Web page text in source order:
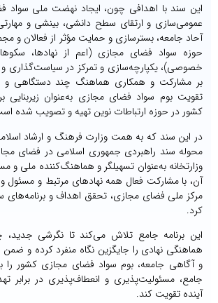
این سند با اهدافی چون، ایجاد نهضت ملی
عمومی‌سازی و ارتقای سطح دانشی، بینشی و
آحاد جامعه، بسترسازی و حمایت مؤثر از فعالان و
حوزه سواد فضای مجازی (اعم از نهادها،
خصوصی)، یکپارچه‌سازی و تمرکز در سیاست‌گذاری و
بر مشارکت و همکاری هماهنگ چند دستگاهی و
تقویت بوم سواد فضای مجازی به‌عنوان زیربنایی
کشور در حوزه ارتباطات نوین تهیه و تصویب شده
در این سند که به همت وزارت فرهنگ و ارشاد
محوله سند راهبردی جمهوری اسلامی در فضای
وزارتخانه به‌عنوان تسهیلگر و هماهنگ‌کننده ملی و
آن، با مشارکت فعال همه نهادهای مرتبط و مسئول و
مرکز ملی فضای مجازی، تحقق اهداف و برنامه‌های
کرد.
این برنامه جامع تلاش می‌کند تا نگرشی جدید،
هماهنگی نهادی را جایگزین نگاه منفرد کرده و ضمن
و آگاهی جامعه، بوم سواد فضای مجازی کشور را
جامع، مسئولیت‌پذیری و انعطاف‌پذیری در برابر
آینده تقویت کند.